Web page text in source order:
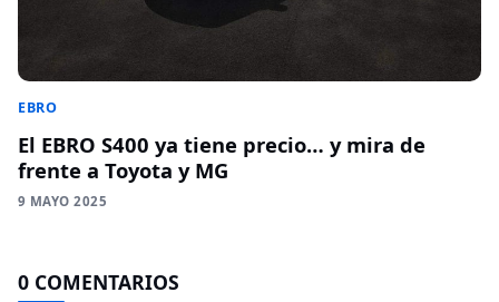
EBRO
El EBRO S400 ya tiene precio… y mira de
frente a Toyota y MG
9 MAYO 2025
0 COMENTARIOS